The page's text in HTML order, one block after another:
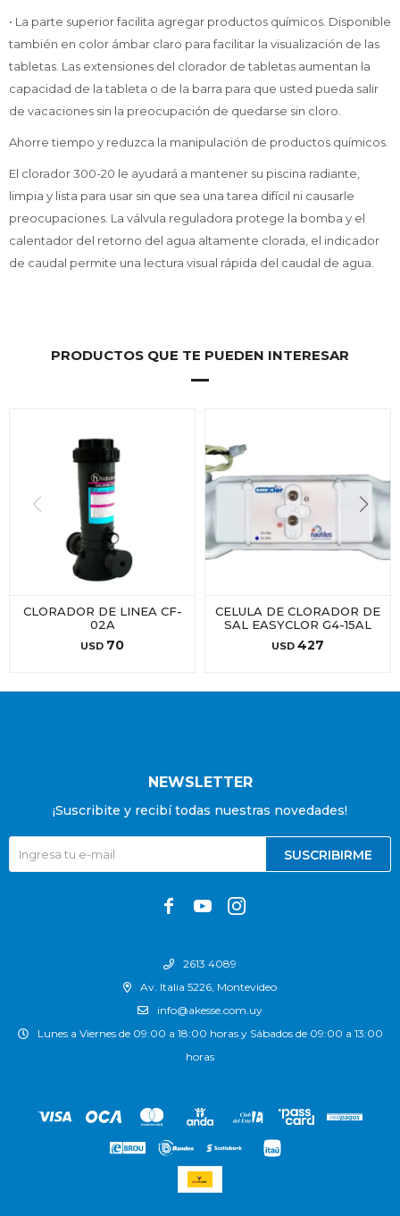
• La parte superior facilita agregar productos químicos. Disponible
también en color ámbar claro para facilitar la visualización de las
tabletas. Las extensiones del clorador de tabletas aumentan la
capacidad de la tableta o de la barra para que usted pueda salir
de vacaciones sin la preocupación de quedarse sin cloro.
Ahorre tiempo y reduzca la manipulación de productos químicos.
El clorador 300-20 le ayudará a mantener su piscina radiante,
limpia y lista para usar sin que sea una tarea difícil ni causarle
preocupaciones. La válvula reguladora protege la bomba y el
calentador del retorno del agua altamente clorada, el indicador
de caudal permite una lectura visual rápida del caudal de agua.
PRODUCTOS QUE TE PUEDEN INTERESAR
CLORADOR DE LINEA CF-
02A
USD 70
CELULA DE CLORADOR DE
SAL EASYCLOR G4-15AL
USD 427
2613 4089
Av. Italia 5226, Montevideo
info@akesse.com.uy
Lunes a Viernes de 09:00 a 18:00 horas y Sábados de 09:00 a 13:00
horas
NEWSLETTER
¡Suscribite y recibí todas nuestras novedades!
SUSCRIBIRME
  